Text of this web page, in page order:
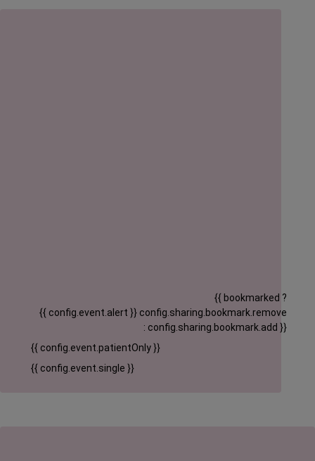
{{ config.event.alert }}
{{ bookmarked ?
config.sharing.bookmark.remove
: config.sharing.bookmark.add }}
{{ config.event.patientOnly }}
{{ config.event.single }}